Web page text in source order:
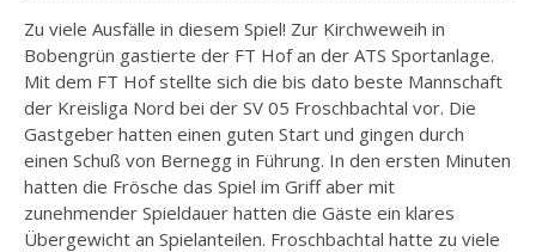
Zu viele Ausfälle in diesem Spiel! Zur Kirchweweih in
Bobengrün gastierte der FT Hof an der ATS Sportanlage.
Mit dem FT Hof stellte sich die bis dato beste Mannschaft
der Kreisliga Nord bei der SV 05 Froschbachtal vor. Die
Gastgeber hatten einen guten Start und gingen durch
einen Schuß von Bernegg in Führung. In den ersten Minuten
hatten die Frösche das Spiel im Griff aber mit
zunehmender Spieldauer hatten die Gäste ein klares
Übergewicht an Spielanteilen. Froschbachtal hatte zu viele